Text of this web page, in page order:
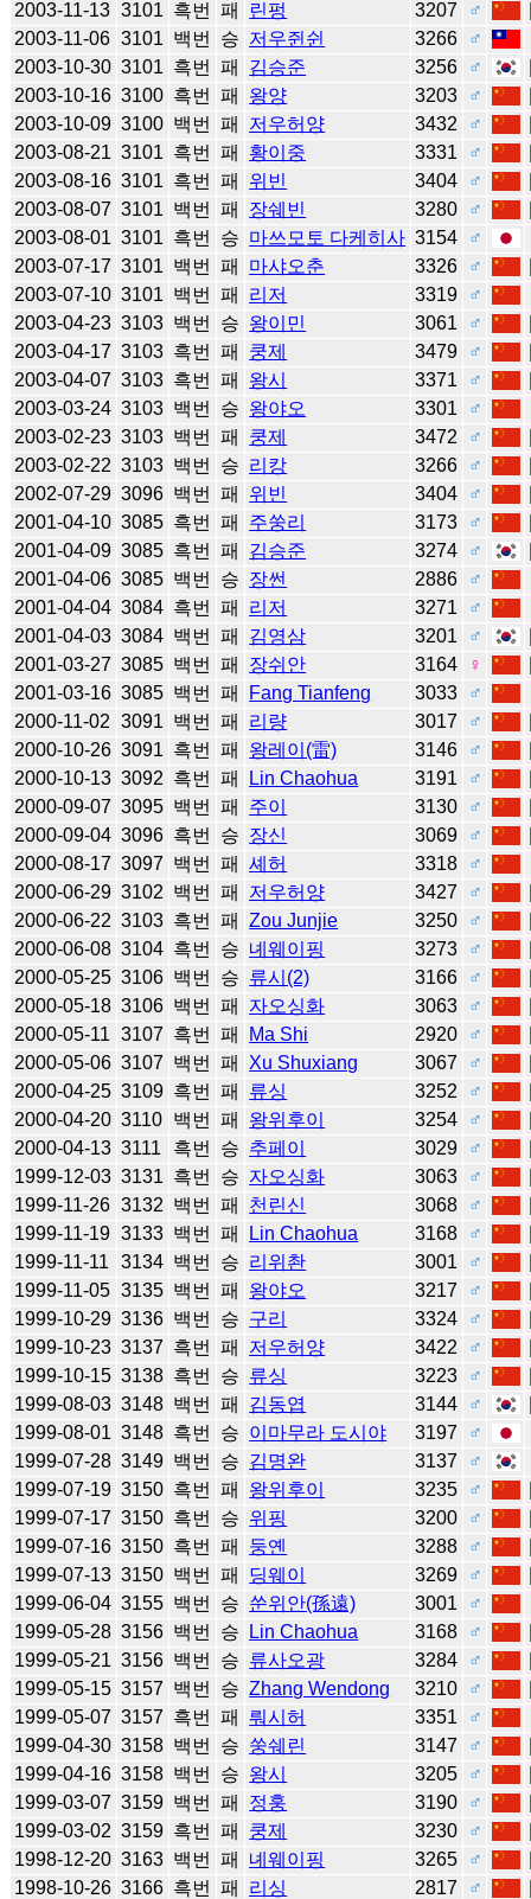
2003-11-13 3101 흑번 패 린펑 3207 ♂
2003-11-06 3101 백번 승 저우쥔쉰 3266
♂
2003-10-30 3101 흑번 패 김승준 3256 ♂
2003-10-16 3100 흑번 패 왕양 3203 ♂
2003-10-09 3100 백번 패 저우허양 3432 ♂
2003-08-21 3101 흑번 패 황이중 3331 ♂
2003-08-16 3101 흑번 패 위빈 3404 ♂
2003-08-07 3101 백번 패 장쉐빈 3280 ♂
2003-08-01 3101 흑번 승 마쓰모토 다케히사 3154
♂
2003-07-17 3101 백번 패 마샤오춘 3326 ♂
2003-07-10 3101 백번 패 리저 3319
♂
2003-04-23 3103 백번 승 왕이민 3061 ♂
2003-04-17 3103 흑번 패 쿵제 3479 ♂
2003-04-07 3103 흑번 패 왕시 3371 ♂
2003-03-24 3103 백번 승 왕야오 3301
♂
2003-02-23 3103 백번 패 쿵제 3472 ♂
2003-02-22 3103 백번 승 리캉 3266 ♂
2002-07-29 3096 백번 패 위빈 3404 ♂
2001-04-10 3085 흑번 패 주쑹리 3173 ♂
2001-04-09 3085 흑번 패 김승준 3274 ♂
2001-04-06 3085 백번 승 장썬 2886
♂
2001-04-04 3084 흑번 패 리저 3271
♂
2001-04-03 3084 백번 패 김영삼 3201 ♂
2001-03-27 3085 백번 패 장쉬안 3164 ♀
2001-03-16 3085 백번 패 Fang Tianfeng 3033
♂
2000-11-02 3091 백번 패 리량 3017 ♂
2000-10-26 3091 흑번 패 왕레이(雷) 3146 ♂
2000-10-13 3092 흑번 패 Lin Chaohua 3191 ♂
2000-09-07 3095 백번 패 주이 3130 ♂
2000-09-04 3096 흑번 승 장신 3069 ♂
2000-08-17 3097 백번 패 셰허 3318
♂
2000-06-29 3102 백번 패 저우허양 3427 ♂
2000-06-22 3103 흑번 패 Zou Junjie 3250 ♂
2000-06-08 3104 흑번 승 녜웨이핑 3273 ♂
2000-05-25 3106 백번 승 류시(2) 3166 ♂
2000-05-18 3106 백번 패 자오싱화 3063 ♂
2000-05-11 3107 흑번 패 Ma Shi 2920 ♂
2000-05-06 3107 백번 패 Xu Shuxiang 3067 ♂
2000-04-25 3109 흑번 패 류싱 3252 ♂
2000-04-20 3110 백번 패 왕위후이 3254 ♂
2000-04-13 3111 흑번 승 추페이 3029 ♂
1999-12-03 3131 흑번 승 자오싱화 3063 ♂
1999-11-26 3132 백번 패 천린신 3068 ♂
1999-11-19 3133 백번 패 Lin Chaohua 3168 ♂
1999-11-11
3134 백번 승 리위촨 3001 ♂
1999-11-05 3135 백번 패 왕야오 3217 ♂
1999-10-29 3136 백번 승 구리 3324 ♂
1999-10-23 3137 흑번 패 저우허양 3422 ♂
1999-10-15 3138 흑번 승 류싱 3223 ♂
1999-08-03 3148 백번 패 김동엽 3144 ♂
1999-08-01 3148 흑번 승 이마무라 도시야 3197
♂
1999-07-28 3149 백번 승 김명완 3137
♂
1999-07-19 3150 흑번 패 왕위후이 3235 ♂
1999-07-17 3150 흑번 승 위핑 3200 ♂
1999-07-16 3150 흑번 패 둥옌 3288 ♂
1999-07-13 3150 백번 패 딩웨이 3269 ♂
1999-06-04 3155 백번 승 쑨위안(孫遠) 3001
♂
1999-05-28 3156 백번 승 Lin Chaohua 3168 ♂
1999-05-21 3156 백번 승 류사오광 3284 ♂
1999-05-15 3157 백번 승 Zhang Wendong 3210 ♂
1999-05-07 3157 흑번 패 뤄시허 3351
♂
1999-04-30 3158 백번 승 쑹쉐린 3147 ♂
1999-04-16 3158 백번 승 왕시 3205 ♂
1999-03-07 3159 백번 패 정훙 3190 ♂
1999-03-02 3159 흑번 패 쿵제 3230 ♂
1998-12-20 3163 백번 패 녜웨이핑 3265 ♂
1998-10-26 3166 흑번 패 리싱 2817 ♂